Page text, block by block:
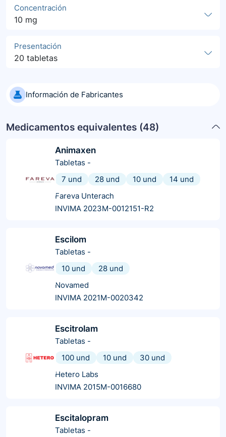
Concentración
10 mg
Presentación
20 tabletas
Información de Fabricantes
Medicamentos equivalentes (48)
Animaxen
Tabletas -
7 und
28 und 10 und
14 und
Fareva Unterach
INVIMA 2023M-0012151-R2
Escilom
Tabletas -
10 und
28 und
Novamed
INVIMA 2021M-0020342
Escitrolam
Tabletas -
100 und
10 und
30 und
Hetero Labs
INVIMA 2015M-0016680
Escitalopram
Tabletas -